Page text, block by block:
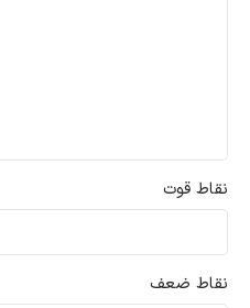
نقاط قوت
نقاط ضعف